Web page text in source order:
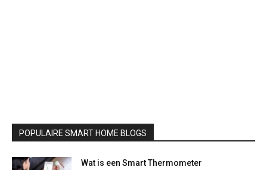
POPULAIRE SMART HOME BLOGS
Wat is een Smart Thermometer